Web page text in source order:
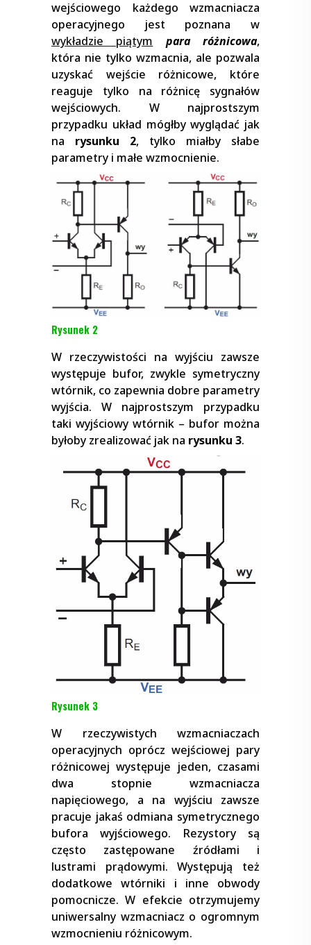
wejściowego każdego wzmacniacza
operacyjnego jest poznana w
wykładzie piątym
para różnicowa,
która nie tylko wzmacnia, ale pozwala
uzyskać wejście różnicowe, które
reaguje tylko na różnicę sygnałów
wejściowych. W najprostszym
przypadku układ mógłby wyglądać jak
na rysunku 2, tylko miałby słabe
parametry i małe wzmocnienie.
Rysunek 2
W rzeczywistości na wyjściu zawsze
występuje bufor, zwykle symetryczny
wtórnik, co zapewnia dobre parametry
wyjścia. W najprostszym przypadku
taki wyjściowy wtórnik – bufor można
byłoby zrealizować jak na rysunku 3.
Rysunek 3
W rzeczywistych wzmacniaczach
operacyjnych oprócz wejściowej pary
różnicowej występuje jeden, czasami
dwa stopnie wzmacniacza
napięciowego, a na wyjściu zawsze
pracuje jakaś odmiana symetrycznego
bufora wyjściowego. Rezystory są
często zastępowane źródłami i
lustrami prądowymi. Występują też
dodatkowe wtórniki i inne obwody
pomocnicze. W efekcie otrzymujemy
uniwersalny wzmacniacz o ogromnym
wzmocnieniu różnicowym.